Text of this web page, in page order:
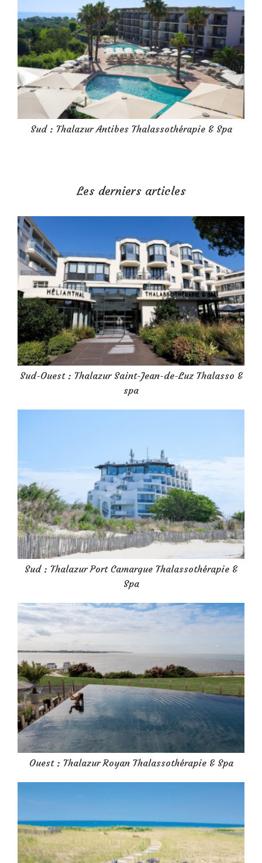
Sud : Thalazur Antibes Thalassothérapie & Spa
Les derniers articles
Sud-Ouest : Thalazur Saint-Jean-de-Luz Thalasso &
spa
Sud : Thalazur Port Camargue Thalassothérapie &
Spa
Ouest : Thalazur Royan Thalassothérapie & Spa